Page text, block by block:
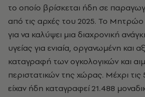
το οποίο βρίσκεται ήδη σε
από τις αρχές του 2025. Το
για να καλύψει μια διαχρονική
υγείας για ενιαία, οργανωμένη και
καταγραφή των ογκολογικών και
περιστατικών της χώρας. Μέχρι τις
είχαν ήδη καταγραφεί 21.488